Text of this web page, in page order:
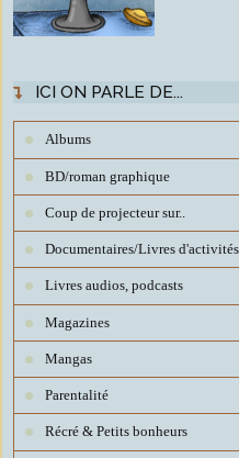
ICI ON PARLE DE...
Albums
BD/roman graphique
Coup de projecteur sur..
Documentaires/Livres
Livres audios, podcasts
Magazines
Mangas
Parentalité
Récré & Petits bonheurs